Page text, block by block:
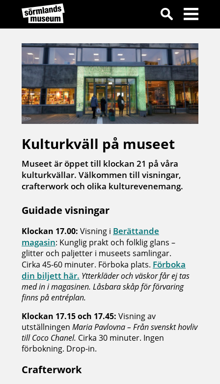
Kulturkväll på museet
Museet är öppet till klockan 21 på våra
kulturkvällar. Välkommen till visningar,
crafterwork och olika kulturevenemang.
Guidade visningar
Klockan 17.00: Visning i Berättande
magasin: Kunglig prakt och folklig glans –
glitter och paljetter i museets samlingar.
Cirka 45-60 minuter. Förboka plats. Förboka
din biljett här. Ytterkläder och väskor får ej tas
med in i magasinen. Låsbara skåp för förvaring
finns på entréplan.
Klockan 17.15 och 17.45: Visning av
utställningen Maria Pavlovna – Från svenskt hovliv
till Coco Chanel. Cirka 30 minuter. Ingen
förbokning. Drop-in.
Crafterwork